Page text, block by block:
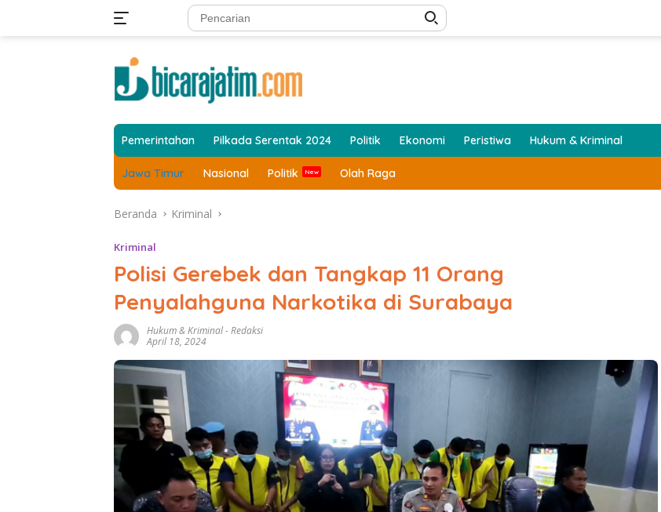
Pemerintahan Pilkada Serentak 2024 Politik Ekonomi Peristiwa Hukum & Kriminal
Jawa Timur Nasional Politik Olah Raga
Beranda Kriminal
Kriminal
Polisi Gerebek dan Tangkap 11 Orang
Penyalahguna Narkotika di Surabaya
Hukum & Kriminal-Redaksi
April 18, 2024